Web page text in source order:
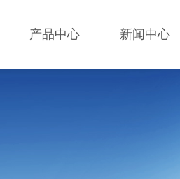
产品中心 新闻中心